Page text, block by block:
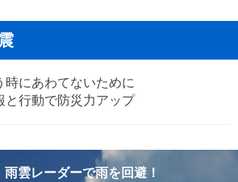
時にあわてないために
と行動で防災力アップ
雨雲レーダーで雨を回避！